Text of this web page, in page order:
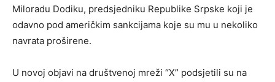
Miloradu Dodiku, predsjedniku Republike Srpske koji je
odavno pod američkim sankcijama koje su mu u nekoliko
navrata proširene.
U novoj objavi na društvenoj mreži “X” podsjetili su na